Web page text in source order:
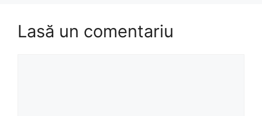
Lasă un comentariu